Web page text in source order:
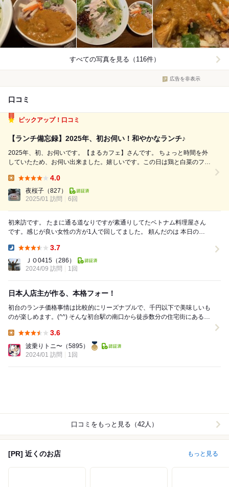
すべての写真を見る（116件）
広告を非表示
口コミ
ピックアップ！口コミ
【ランチ備忘録】2025年、初お伺い！和やかなランチ♪
2025年、初、お伺いです。【まるカフェ】さんです。 ちょっと時間を外
していたため、お伺い出来ました。嬉しいです。この日は鶏と白菜のフォ
1,000円です。 ちょっとだけオペレーションが変わったのは、お茶がセル
フになってたこと。 ...
4.0
夜桜子 （827）
2025/01 訪問
6回
初来訪です。 たまに通る道なりですが素通りしてたベトナム料理屋さん
です。感じが良い女性の方が1人で回してました。 頼んだのは 本日のフ
3.7
ＪＯ0415 （286）
2024/09 訪問
1回
日本人店主が作る、本格フォー！
初台のランチ価格事情は比較的にリーズナブルで、千円以下で美味しいも
のが楽しめます。(^^) そんな初台駅の南口から徒歩数分の住宅街にある同
3.6
波乗りトニ〜 （5895）
2024/01 訪問
1回
口コミをもっと見る（42人）
[PR] 近くのお店 もっと見る